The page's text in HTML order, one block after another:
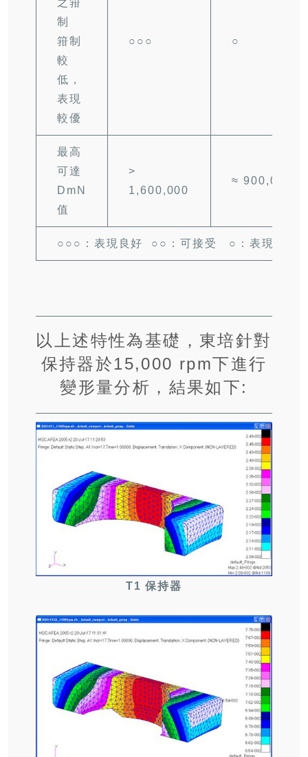
之箝
制
箝制
較
低，
表現
較優
○○○ ○
最高
可達
DmN
值
>
1,600,000
≈ 900,000
○○○：表現良好 ○○：可接受 ○：表現較差
以上述特性為基礎，東培針對
保持器於15,000 rpm下進行
變形量分析，結果如下:
T1 保持器